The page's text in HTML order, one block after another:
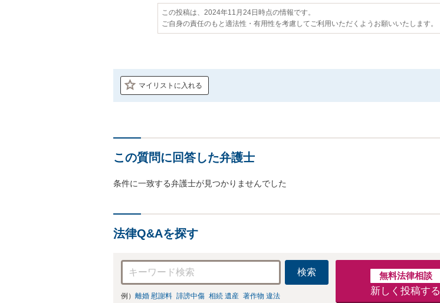
この投稿は、2024年11月24日時点の情報です。
ご自身の責任のもと適法性・有用性を考慮してご利用いただくようお願いいたします。
マイリストに入れる
この質問に回答した弁護士
条件に一致する弁護士が見つかりませんでした
法律Q&Aを探す
検索
例） 離婚 慰謝料 誹謗中傷 相続 遺産 著作物 違法
無料法律相談
新しく投稿する